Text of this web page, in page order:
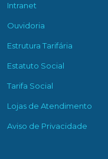
Intranet
Ouvidoria
Estrutura Tarifária
Estatuto Social
Tarifa Social
Lojas de Atendimento
Aviso de Privacidade